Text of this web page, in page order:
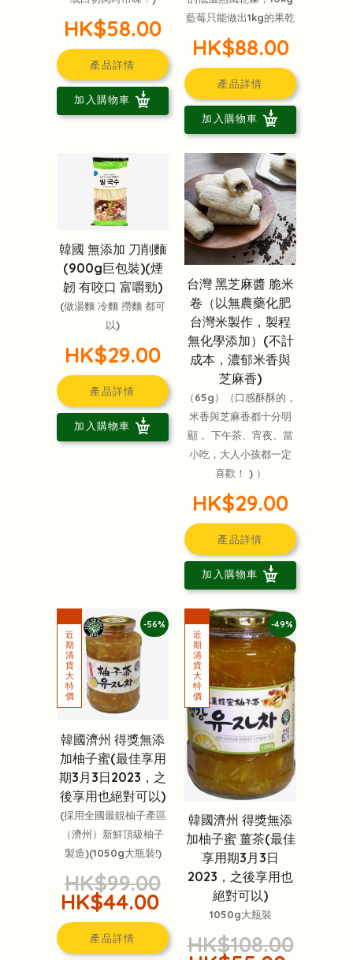
HK$58.00
產品詳情
加入購物車
藍莓只能做出1kg的果乾
HK$88.00
產品詳情
加入購物車
韓國 無添加 刀削麵
(900g巨包裝)(煙
韌 有咬口 富嚼勁)
(做湯麵 冷麵 撈麵 都可
以)
HK$29.00
產品詳情
加入購物車
台灣 黑芝麻醬 脆米
卷（以無農藥化肥
台灣米製作，製程
無化學添加）(不計
成本，濃郁米香與
芝麻香)
（65g）（口感酥酥的，
米香與芝麻香都十分明
顯， 下午茶、宵夜、當
小吃，大人小孩都一定
喜歡！ ) ）
HK$29.00
產品詳情
加入購物車
-56%
韓國濟州 得獎無添
加柚子蜜(最佳享用
期3月3日2023，之
後享用也絕對可以)
(採用全國最靚柚子產區
（濟州）新鮮頂級柚子
製造)(1050g大瓶裝!)
HK$99.00
HK$44.00
產品詳情
-49%
韓國濟州 得獎無添
加柚子蜜 薑茶(最佳
享用期3月3日
2023，之後享用也
絕對可以)
1050g大瓶裝
HK$108.00